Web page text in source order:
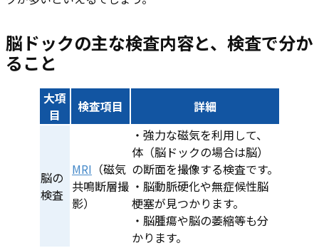
脳ドックの主な検査内容と、検査で分か
ること
大項
目
検査項目 詳細
脳の
検査
MRI （磁気
共鳴断層撮
影）
・強力な磁気を利用して、
体（脳ドックの場合は脳）
の断面を撮像する検査です。
・脳動脈硬化や無症候性脳
梗塞が見つかります。
・脳腫瘍や脳の萎縮等も分
かります。